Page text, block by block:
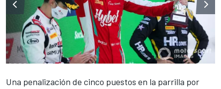
Una penalización de cinco puestos en la parrilla por